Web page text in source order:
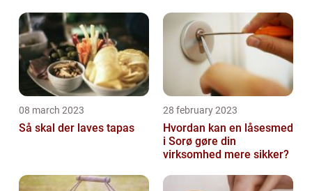
08 march 2023
Så skal der laves tapas
28 february 2023
Hvordan kan en låsesmed
i Sorø gøre din
virksomhed mere sikker?